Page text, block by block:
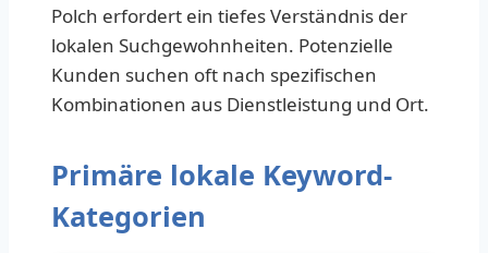
Polch erfordert ein tiefes Verständnis der
lokalen Suchgewohnheiten. Potenzielle
Kunden suchen oft nach spezifischen
Kombinationen aus Dienstleistung und Ort.
Primäre lokale Keyword-
Kategorien